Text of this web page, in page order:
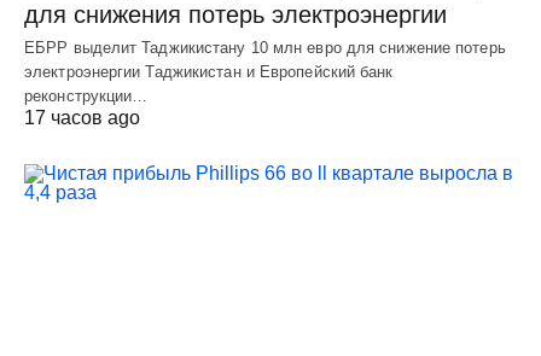
для снижения потерь электроэнергии
ЕБРР выделит Таджикистану 10 млн евро для снижение потерь
электроэнергии Таджикистан и Европейский банк
реконструкции…
17 часов ago